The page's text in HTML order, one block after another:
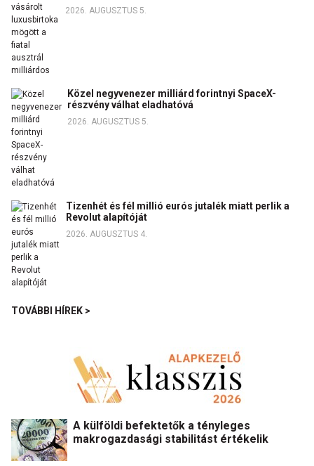
2026. AUGUSZTUS 5.
Közel negyvenezer milliárd forintnyi SpaceX-
részvény válhat eladhatóvá
2026. AUGUSZTUS 5.
Tizenhét és fél millió eurós jutalék miatt perlik a
Revolut alapítóját
2026. AUGUSZTUS 4.
TOVÁBBI HÍREK >
A külföldi befektetők a tényleges
makrogazdasági stabilitást értékelik